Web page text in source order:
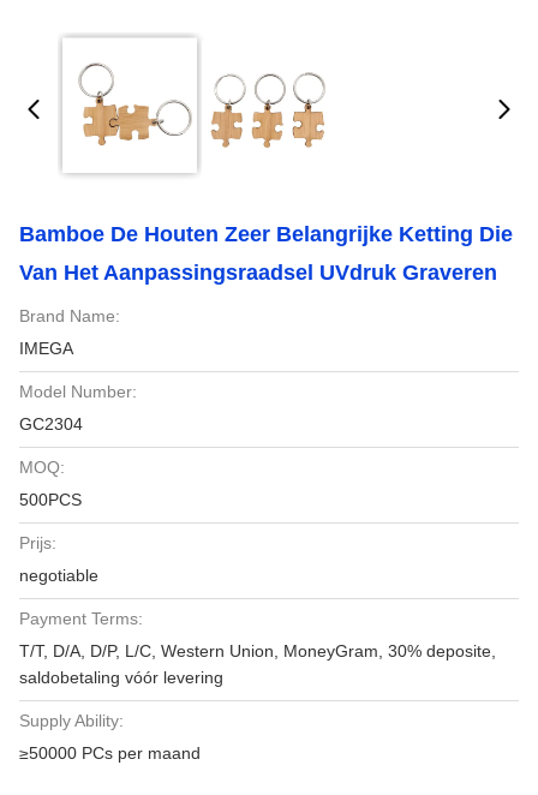
Bamboe De Houten Zeer Belangrijke Ketting Die
Van Het Aanpassingsraadsel UVdruk Graveren
Brand Name:
IMEGA
Model Number:
GC2304
MOQ:
500PCS
Prijs:
negotiable
Payment Terms:
T/T, D/A, D/P, L/C, Western Union, MoneyGram, 30% deposite,
saldobetaling vóór levering
Supply Ability:
≥50000 PCs per maand